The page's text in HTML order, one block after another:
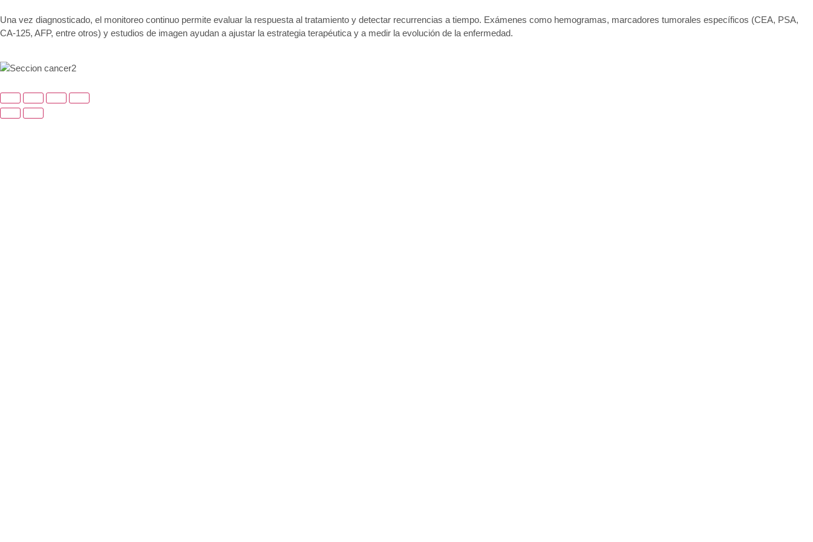
Una vez diagnosticado, el monitoreo continuo permite evaluar la respuesta al tratamiento y detectar recurrencias a tiempo. Exámenes como hemogramas, marcadores tumorales específicos (CEA, PSA,
CA-125, AFP, entre otros) y estudios de imagen ayudan a ajustar la estrategia terapéutica y a medir la evolución de la enfermedad.